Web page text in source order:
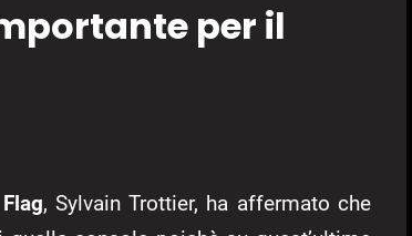
per il
, Sylvain Trottier, ha affermato che